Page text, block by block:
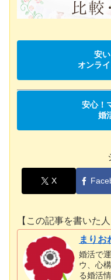
安
オンラ
安心！
婚
X
【この記事を書いた人
まりお
婚活で
ウ、心
る婚活